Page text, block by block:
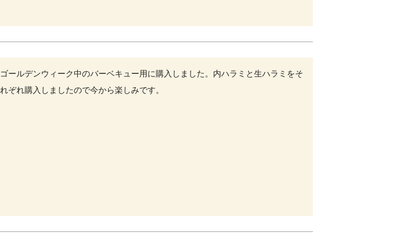
ゴールデンウィーク中のバーベキュー用に購入しました。内ハラミと生ハラミをそ
れぞれ購入しましたので今から楽しみです。